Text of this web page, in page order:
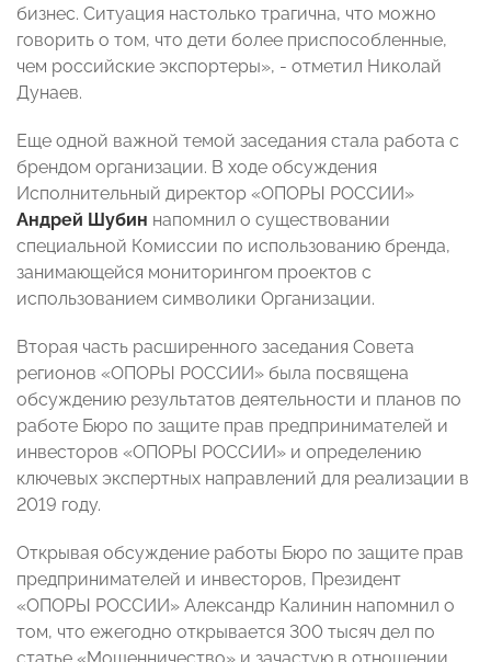
бизнес. Ситуация настолько трагична, что можно
говорить о том, что дети более приспособленные,
чем российские экспортеры», - отметил Николай
Дунаев.
Еще одной важной темой заседания стала работа с
брендом организации. В ходе обсуждения
Исполнительный директор «ОПОРЫ РОССИИ»
Андрей Шубин напомнил о существовании
специальной Комиссии по использованию бренда,
занимающейся мониторингом проектов с
использованием символики Организации.
Вторая часть расширенного заседания Совета
регионов «ОПОРЫ РОССИИ» была посвящена
обсуждению результатов деятельности и планов по
работе Бюро по защите прав предпринимателей и
инвесторов «ОПОРЫ РОССИИ» и определению
ключевых экспертных направлений для реализации в
2019 году.
Открывая обсуждение работы Бюро по защите прав
предпринимателей и инвесторов, Президент
«ОПОРЫ РОССИИ» Александр Калинин напомнил о
том, что ежегодно открывается 300 тысяч дел по